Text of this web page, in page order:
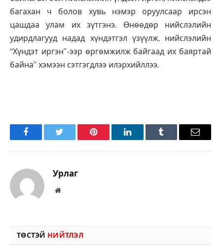
багахан ч болов хувь нэмэр оруулсаар ирсэн
цашдаа улам их зүтгэнэ. Өнөөдөр нийслэлийн
удирдлагууд надад хүндэтгэл үзүүлж, нийслэлийн
“Хүндэт иргэн”-ээр өргөмжилж байгаад их баяртай
байна” хэмээн сэтгэгдлээ илэрхийллээ.
FacebookTwitter Pinterest LinkedInTumblr Имэйл
Урлаг
Вэбсайт
ТӨСТЭЙ НИЙТЛЭЛ